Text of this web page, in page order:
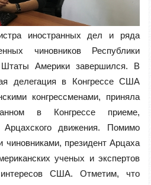
иностранных дел и ряда
чиновников Республики
Америки завершился. В
делегация в Конгрессе США
конгрессменами, приняла
в Конгрессе приеме,
движения. Помимо
чиновниками, президент Арцаха
ученых и экспертов
США. Отметим, что